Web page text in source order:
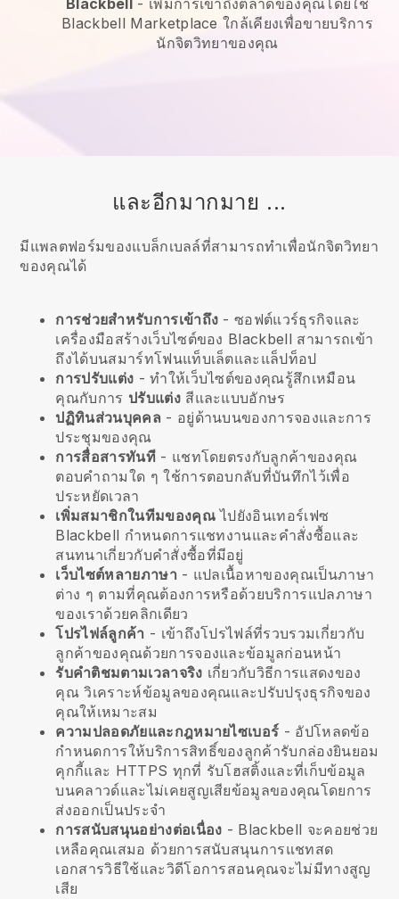
Blackbell - เพิ่มการเข้าถึงตลาดของคุณโดยใช้
Blackbell Marketplace ใกล้เคียงเพื่อขายบริการ
นักจิตวิทยาของคุณ
และอีกมากมาย ...
มีแพลตฟอร์มของแบล็กเบลล์ที่สามารถทำเพื่อนักจิตวิทยา
ของคุณได้
การช่วยสำหรับการเข้าถึง - ซอฟต์แวร์ธุรกิจและ
เครื่องมือสร้างเว็บไซต์ของ Blackbell สามารถเข้า
ถึงได้บนสมาร์ทโฟนแท็บเล็ตและแล็ปท็อป
การปรับแต่ง - ทำให้เว็บไซต์ของคุณรู้สึกเหมือน
คุณกับการ ปรับแต่งสีและแบบอักษร
ปฏิทินส่วนบุคคล - อยู่ด้านบนของการจองและการ
ประชุมของคุณ
การสื่อสารทันที- แชทโดยตรงกับลูกค้าของคุณ
ตอบคำถามใด ๆ ใช้การตอบกลับที่บันทึกไว้เพื่อ
ประหยัดเวลา
เพิ่มสมาชิกในทีมของคุณไปยังอินเทอร์เฟซ
Blackbell กำหนดการแชทงานและคำสั่งซื้อและ
สนทนาเกี่ยวกับคำสั่งซื้อที่มีอยู่
เว็บไซต์หลายภาษา - แปลเนื้อหาของคุณเป็นภาษา
ต่าง ๆ ตามที่คุณต้องการหรือด้วยบริการแปลภาษา
ของเราด้วยคลิกเดียว
โปรไฟล์ลูกค้า - เข้าถึงโปรไฟล์ที่รวบรวมเกี่ยวกับ
ลูกค้าของคุณด้วยการจองและข้อมูลก่อนหน้า
รับคำติชมตามเวลาจริง เกี่ยวกับวิธีการแสดงของ
คุณ วิเคราะห์ข้อมูลของคุณและปรับปรุงธุรกิจของ
คุณให้เหมาะสม
ความปลอดภัยและกฎหมายไซเบอร์ - อัปโหลดข้อ
กำหนดการให้บริการสิทธิ์ของลูกค้ารับกล่องยินยอม
คุกกี้และ HTTPS ทุกที่ รับโฮสติ้งและที่เก็บข้อมูล
บนคลาวด์และไม่เคยสูญเสียข้อมูลของคุณโดยการ
ส่งออกเป็นประจำ
การสนับสนุนอย่างต่อเนื่อง - Blackbell จะคอยช่วย
เหลือคุณเสมอ ด้วยการสนับสนุนการแชทสด
เอกสารวิธีใช้และวิดีโอการสอนคุณจะไม่มีทางสูญ
เสีย